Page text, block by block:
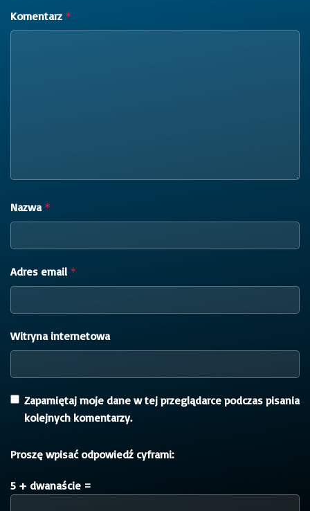
Komentarz *
Nazwa *
Adres email *
Witryna internetowa
Zapamiętaj moje dane w tej przeglądarce podczas pisania
kolejnych komentarzy.
Proszę wpisać odpowiedź cyframi:
5 + dwanaście =